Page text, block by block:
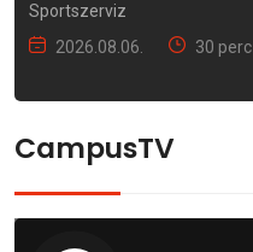
Sportszerviz
2026.08.06.
30 perc
CampusTV